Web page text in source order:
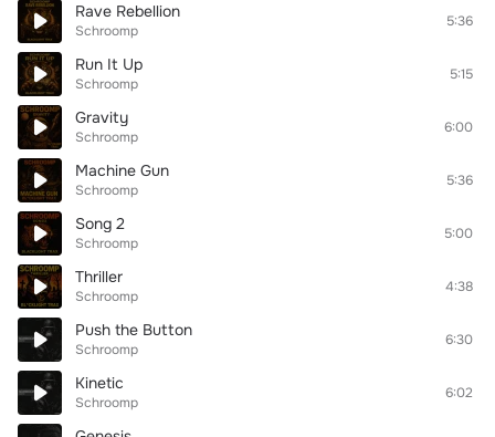
Rave Rebellion
Schroomp
5:36
Run It Up
Schroomp
5:15
Gravity
Schroomp
6:00
Machine Gun
Schroomp
5:36
Song 2
Schroomp
5:00
Thriller
Schroomp
4:38
Push the Button
Schroomp
6:30
Kinetic
Schroomp
6:02